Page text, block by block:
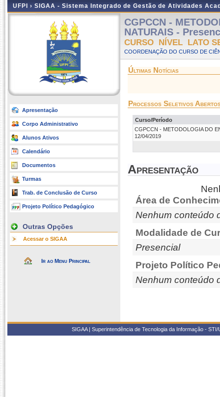
UFPI › SIGAA - Sistema Integrado de Gestão de Atividades
Apresentação
Corpo Administrativo
Alunos Ativos
Calendário
Documentos
Turmas
Trab. de Conclusão de Curso
Projeto Político Pedagógico
Outras Opções
Acessar o SIGAA
Ir ao Menu Principal
CGPCCN -
NATURAIS -
CURSO NÍVEL LATO
COORDENAÇÃO DO CURSO DE
Últimas Notícias
Processos Seletivos
Curso/Período
CGPCCN - METODOLOGIA DO
12/04/2019
Apresentação
Área de
Nenhum conteúdo
Modalidade de
Presencial
Projeto Político
Nenhum conteúdo
SIGAA | Superintendência de Tecnologia da Informação -